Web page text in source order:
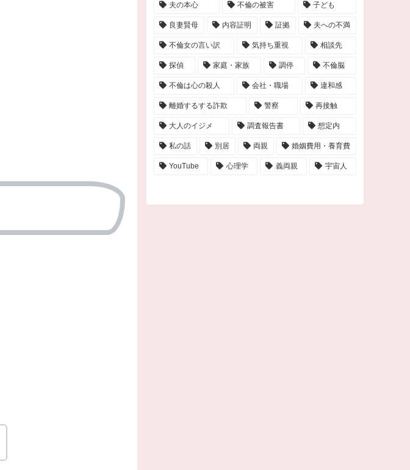
夫の本心 不倫の被害 子ども
良妻賢母 内容証明 証拠 夫への不満
不倫女の言い訳 気持ち重視 相談先
探偵 家庭・家族 調停 不倫脳
不倫は心の殺人 会社・職場 違和感
離婚するする詐欺 警察 再接触
大人のイジメ 調査報告書 想定内
私の話 別居 両親 婚姻費用・養育費
YouTube 心理学 義両親 宇宙人